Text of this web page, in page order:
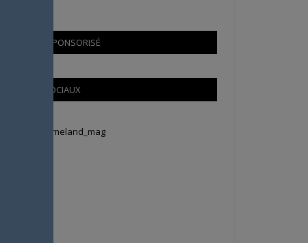
CONTENU SPONSORISÉ
RÉSEAUX SOCIAUX
Tweets by Animeland_mag